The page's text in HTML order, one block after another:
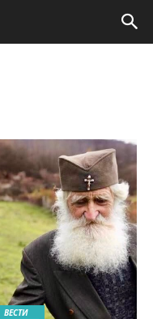
ВЕСТИ